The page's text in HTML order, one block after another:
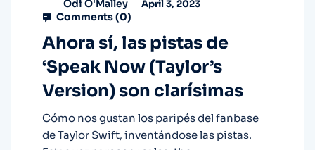
Odi O'Malley April 3, 2023
Comments (0)
Ahora sí, las pistas de
‘Speak Now (Taylor’s
Version) son clarísimas
Cómo nos gustan los paripés del fanbase
de Taylor Swift, inventándose las pistas.